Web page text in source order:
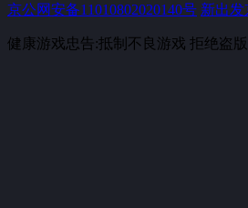
京公网安备11010802020140号 新出发
健康游戏忠告:抵制不良游戏 拒绝盗